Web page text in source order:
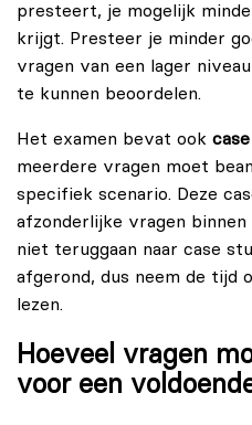
presteert, je mogelijk
krijgt. Presteer je minder
vragen van een lager
te kunnen beoordelen.
Het examen bevat ook
meerdere vragen moet
specifiek scenario. Deze
afzonderlijke vragen
niet teruggaan naar case
afgerond, dus neem de tijd
lezen.
Hoeveel vragen
voor een